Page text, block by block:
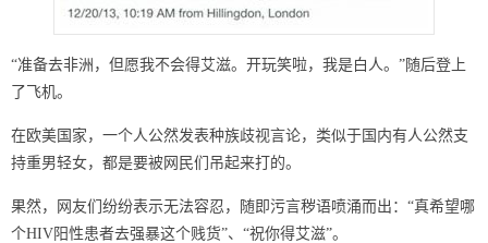
“准备去非洲，但愿我不会得艾滋。开玩笑啦，我是白人。”随后登上
了飞机。
在欧美国家，一个人公然发表种族歧视言论，类似于国内有人公然支
持重男轻女，都是要被网民们吊起来打的。
果然，网友们纷纷表示无法容忍，随即污言秽语喷涌而出：“真希望哪
个HIV阳性患者去强暴这个贱货”、“祝你得艾滋”。